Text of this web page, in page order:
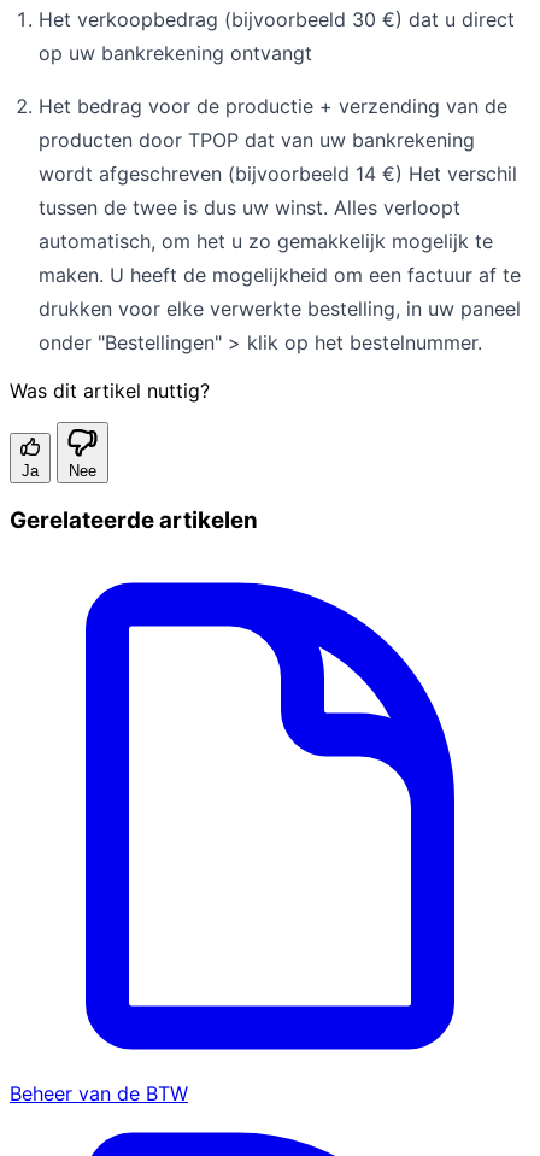
Het verkoopbedrag (bijvoorbeeld 30 €) dat u direct
op uw bankrekening ontvangt
Het bedrag voor de productie + verzending van de
producten door TPOP dat van uw bankrekening
wordt afgeschreven (bijvoorbeeld 14 €) Het verschil
tussen de twee is dus uw winst. Alles verloopt
automatisch, om het u zo gemakkelijk mogelijk te
maken. U heeft de mogelijkheid om een factuur af te
drukken voor elke verwerkte bestelling, in uw paneel
onder "Bestellingen" > klik op het bestelnummer.
Was dit artikel nuttig?
Ja Nee
Gerelateerde artikelen
Beheer van de BTW